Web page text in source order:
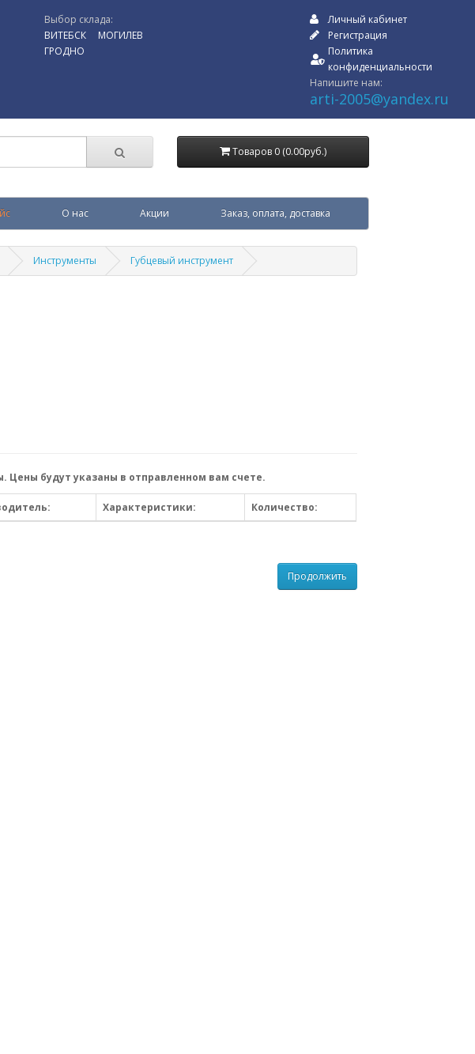
Выбор склада:
ВИТЕБСК
ГРОДНО
МОГИЛЕВ
Личный кабинет
Регистрация
Политика
конфиденциальности
Напишите нам:
arti-2005@yandex.ru
Товаров 0 (0.00руб.)
О нас Акции Заказ, оплата, доставка
Инструменты Губцевый инструмент
будут указаны в отправленном вам счете.
Характеристики: Количество:
Продолжить